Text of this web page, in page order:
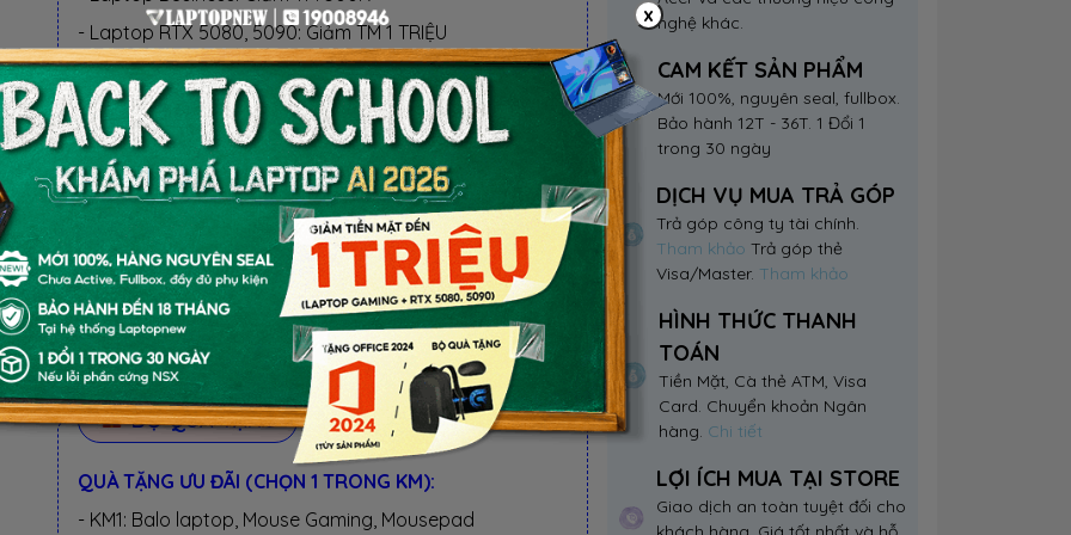
- Laptop RTX 5080, 5090: Giảm TM 1 TRIỆU
BỘ QUÀ TẶNG
CHỌN 1 TRONG CÁC KHUYẾN MÃI:
KM1: 17.990.000₫ (HS-SV, GIÁO VIÊN & NVVP)
✓ Voucher mua hàng 1TRIỆU (Đã trừ vào giá)
✓ Balo laptop, Mouse Gaming
KM2: 18.990.000₫ (BỘ QUÀ TẶNG)
✓ Balo laptop, Mouse Gaming
BỘ QUÀ TẶNG
QUÀ TẶNG ƯU ĐÃI (CHỌN 1 TRONG KM):
- KM1: Balo laptop, Mouse Gaming, Mousepad
nghệ khác.
CAM KẾT SẢN PHẨM
Mới 100%, nguyên seal, fullbox.
Bảo hành 12T - 36T. 1 Đổi 1
trong 30 ngày
DỊCH VỤ MUA TRẢ GÓP
Trả góp công ty tài chính.
Tham khảoTrả góp thẻ
Visa/Master. Tham khảo
HÌNH THỨC THANH
TOÁN
Tiền Mặt, Cà thẻ ATM, Visa
Card. Chuyển khoản Ngân
hàng. Chi tiết
LỢI ÍCH MUA TẠI STORE
Giao dịch an toàn tuyệt đối cho
x